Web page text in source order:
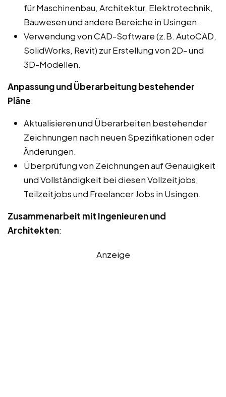
für Maschinenbau, Architektur, Elektrotechnik,
Bauwesen und andere Bereiche in Usingen.
Verwendung von CAD-Software (z.B. AutoCAD,
SolidWorks, Revit) zur Erstellung von 2D- und
3D-Modellen.
Anpassung und Überarbeitung bestehender
Pläne:
Aktualisieren und Überarbeiten bestehender
Zeichnungen nach neuen Spezifikationen oder
Änderungen.
Überprüfung von Zeichnungen auf Genauigkeit
und Vollständigkeit bei diesen Vollzeitjobs,
Teilzeitjobs und Freelancer Jobs in Usingen.
Zusammenarbeit mit Ingenieuren und
Architekten:
Anzeige